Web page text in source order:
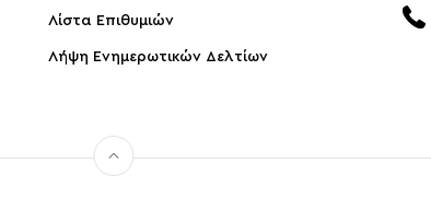
Λίστα Επιθυμιών
Λήψη Ενημερωτικών Δελτίων